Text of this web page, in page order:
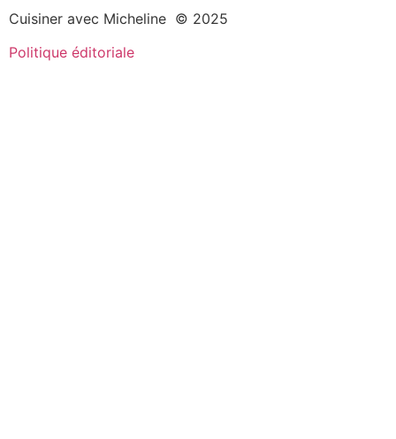
Cuisiner avec Micheline © 2025
Politique éditoriale